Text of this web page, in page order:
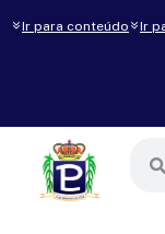
Ir para conteúdo Ir